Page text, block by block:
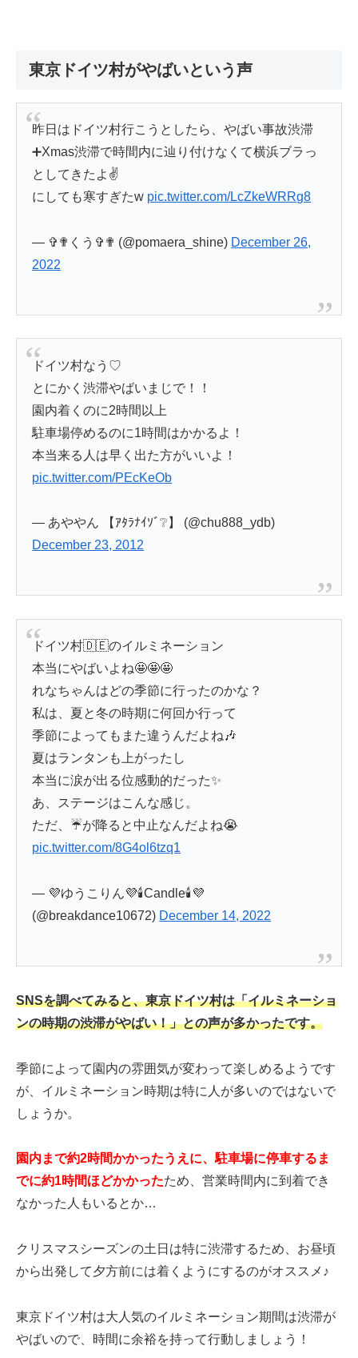
東京ドイツ村がやばいという声
昨日はドイツ村行こうとしたら、やばい事故渋滞
➕Xmas渋滞で時間内に辿り付けなくて横浜ブラっ
としてきたよ✌️
にしても寒すぎたw pic.twitter.com/LcZkeWRRg8
— ✞✟くう✞✟ (@pomaera_shine) December 26,
2022
ドイツ村なう♡
とにかく渋滞やばいまじで！！
園内着くのに2時間以上
駐車場停めるのに1時間はかかるよ！
本当来る人は早く出た方がいいよ！
pic.twitter.com/PEcKeOb
— あややん 【ｱﾀﾗﾅｲｿﾞ❔】 (@chu888_ydb)
December 23, 2012
ドイツ村🇩🇪のイルミネーション
本当にやばいよね🤩🤩🤩
れなちゃんはどの季節に行ったのかな？
私は、夏と冬の時期に何回か行って
季節によってもまた違うんだよね🎶
夏はランタンも上がったし
本当に涙が出る位感動的だった✨
あ、ステージはこんな感じ。
ただ、☔が降ると中止なんだよね😭
pic.twitter.com/8G4ol6tzq1
— 💜ゆうこりん💜🕯️Candle🕯️💜
(@breakdance10672) December 14, 2022
SNSを調べてみると、東京ドイツ村は「イルミネーショ
ンの時期の渋滞がやばい！」との声が多かったです。
季節によって園内の雰囲気が変わって楽しめるようです
が、イルミネーション時期は特に人が多いのではないで
しょうか。
園内まで約2時間かかったうえに、駐車場に停車するま
でに約1時間ほどかかったため、営業時間内に到着でき
なかった人もいるとか…
クリスマスシーズンの土日は特に渋滞するため、お昼頃
から出発して夕方前には着くようにするのがオススメ♪
東京ドイツ村は大人気のイルミネーション期間は渋滞が
やばいので、時間に余裕を持って行動しましょう！